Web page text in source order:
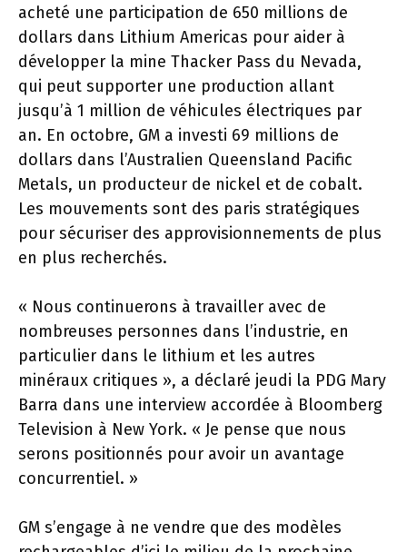
acheté une participation de 650 millions de
dollars dans Lithium Americas pour aider à
développer la mine Thacker Pass du Nevada,
qui peut supporter une production allant
jusqu’à 1 million de véhicules électriques par
an. En octobre, GM a investi 69 millions de
dollars dans l’Australien Queensland Pacific
Metals, un producteur de nickel et de cobalt.
Les mouvements sont des paris stratégiques
pour sécuriser des approvisionnements de plus
en plus recherchés.
« Nous continuerons à travailler avec de
nombreuses personnes dans l’industrie, en
particulier dans le lithium et les autres
minéraux critiques », a déclaré jeudi la PDG Mary
Barra dans une interview accordée à Bloomberg
Television à New York. « Je pense que nous
serons positionnés pour avoir un avantage
concurrentiel. »
GM s’engage à ne vendre que des modèles